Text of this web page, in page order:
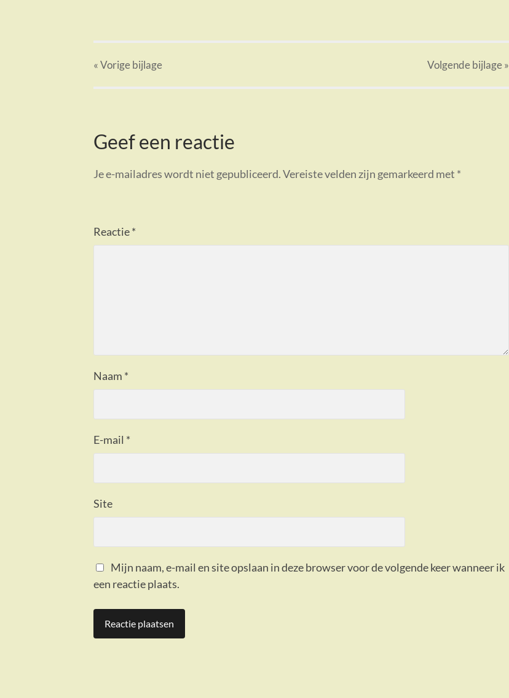
« Vorigebijlage Volgendebijlage»
Geef een reactie
Je e-mailadres wordt niet gepubliceerd.Vereiste velden zijn gemarkeerd met *
Reactie*
Naam *
E-mail *
Site
Mijn naam, e-mail en site opslaan in deze browser voor de volgende keer wanneer ik
een reactie plaats.